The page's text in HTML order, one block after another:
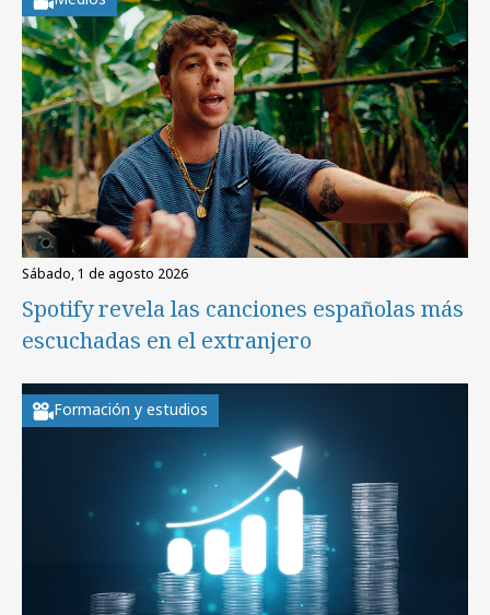
sábado, 1 de agosto 2026
Spotify revela las canciones españolas más
escuchadas en el extranjero
Formación y estudios